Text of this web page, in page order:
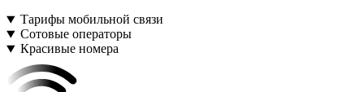
Тарифы мобильной связи
Сотовые операторы
Красивые номера